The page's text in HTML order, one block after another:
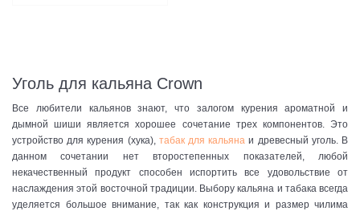
Уголь для кальяна Crown
Все любители кальянов знают, что залогом курения ароматной и
дымной шиши является хорошее сочетание трех компонентов. Это
устройство для курения (хука), табак для кальяна и древесный уголь. В
данном сочетании нет второстепенных показателей, любой
некачественный продукт способен испортить все удовольствие от
наслаждения этой восточной традиции. Выбору кальяна и табака всегда
уделяется большое внимание, так как конструкция и размер чилима